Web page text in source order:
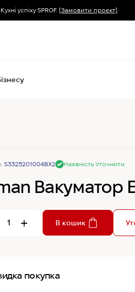
успіху SPROF. [Замовити проєкт]
S3325201004BX2 Наявність Уточнити
Вакуматор
+ В кошик
покупка